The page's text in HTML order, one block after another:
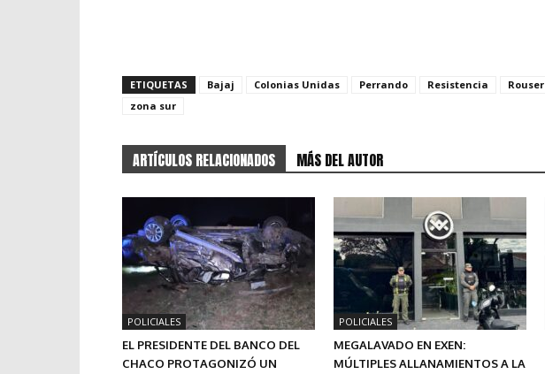
ETIQUETAS Bajaj Colonias Unidas Perrando Resistencia Rouser
zona sur
ARTÍCULOS RELACIONADOS MÁS DEL AUTOR
POLICIALES
EL PRESIDENTE DEL BANCO DEL
CHACO PROTAGONIZÓ UN
POLICIALES
MEGALAVADO EN EXEN:
MÚLTIPLES ALLANAMIENTOS A LA